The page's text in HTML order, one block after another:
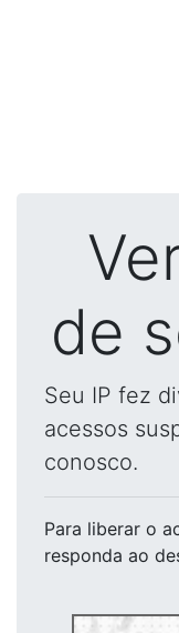
de
Seu IP fez
acessos
conosco.
Para liberar o
responda ao